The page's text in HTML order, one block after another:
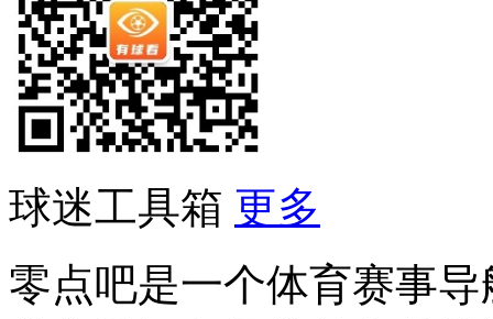
球迷工具箱 更多
零点吧是一个体育赛事